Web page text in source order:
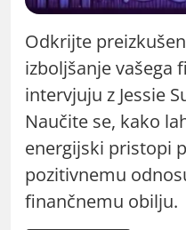
Odkrijte
izboljšanje vašega
intervjuju z Jessie
Naučite se, kako
energijski pristopi
pozitivnemu
finančnemu obilju.